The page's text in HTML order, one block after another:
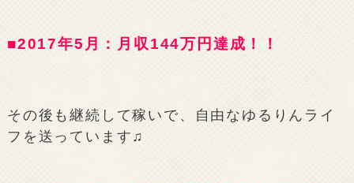
■2017年5月：月収144万円達成！！
その後も継続して稼いで、自由なゆるりんライ
フを送っています♫